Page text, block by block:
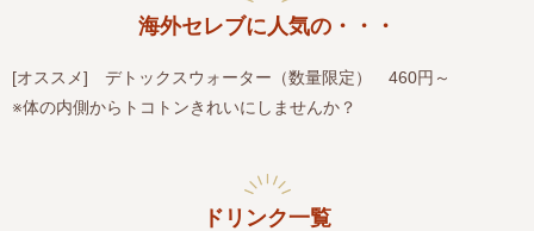
海外セレブに人気の・・・
[オススメ] デトックスウォーター（数量限定） 460円～
※体の内側からトコトンきれいにしませんか？
ドリンク一覧